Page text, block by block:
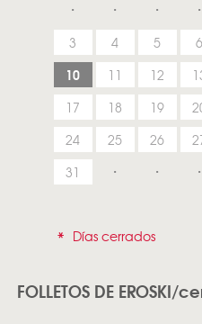
3 4 5 6
10 11 12
17 18 19
24 25 26
31
* Días cerrados
FOLLETOS DE EROSKI/